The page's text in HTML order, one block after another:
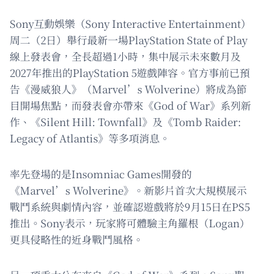
Sony互動娛樂（Sony Interactive Entertainment）
周二（2日）舉行最新一場PlayStation State of Play
線上發表會，全長超過1小時，集中展示未來數月及
2027年推出的PlayStation 5遊戲陣容。官方事前已預
告《漫威狼人》（Marvel’s Wolverine）將成為節
目開場焦點，而發表會亦帶來《God of War》系列新
作、《Silent Hill: Townfall》及《Tomb Raider:
Legacy of Atlantis》等多項消息。
率先登場的是Insomniac Games開發的
《Marvel’s Wolverine》。新影片首次大規模展示
戰鬥系統與劇情內容，並確認遊戲將於9月15日在PS5
推出。Sony表示，玩家將可體驗主角羅根（Logan）
更具侵略性的近身戰鬥風格。